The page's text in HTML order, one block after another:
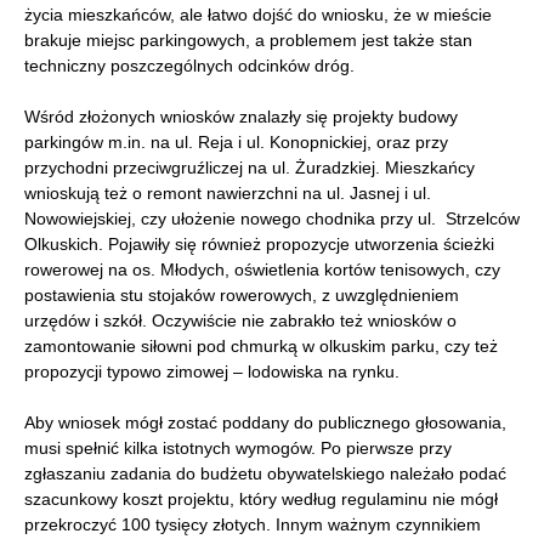
życia mieszkańców, ale łatwo dojść do wniosku, że w mieście
brakuje miejsc parkingowych, a problemem jest także stan
techniczny poszczególnych odcinków dróg.
Wśród złożonych wniosków znalazły się projekty budowy
parkingów m.in. na ul. Reja i ul. Konopnickiej, oraz przy
przychodni przeciwgruźliczej na ul. Żuradzkiej. Mieszkańcy
wnioskują też o remont nawierzchni na ul. Jasnej i ul.
Nowowiejskiej, czy ułożenie nowego chodnika przy ul. Strzelców
Olkuskich. Pojawiły się również propozycje utworzenia ścieżki
rowerowej na os. Młodych, oświetlenia kortów tenisowych, czy
postawienia stu stojaków rowerowych, z uwzględnieniem
urzędów i szkół. Oczywiście nie zabrakło też wniosków o
zamontowanie siłowni pod chmurką w olkuskim parku, czy też
propozycji typowo zimowej – lodowiska na rynku.
Aby wniosek mógł zostać poddany do publicznego głosowania,
musi spełnić kilka istotnych wymogów. Po pierwsze przy
zgłaszaniu zadania do budżetu obywatelskiego należało podać
szacunkowy koszt projektu, który według regulaminu nie mógł
przekroczyć 100 tysięcy złotych. Innym ważnym czynnikiem